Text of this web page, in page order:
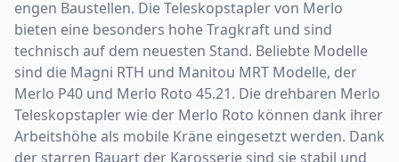
engen Baustellen. Die Teleskopstapler von Merlo
bieten eine besonders hohe Tragkraft und sind
technisch auf dem neuesten Stand. Beliebte Modelle
sind die Magni RTH und Manitou MRT Modelle, der
Merlo P40 und Merlo Roto 45.21. Die drehbaren Merlo
Teleskopstapler wie der Merlo Roto können dank ihrer
Arbeitshöhe als mobile Kräne eingesetzt werden. Dank
der starren Bauart der Karosserie sind sie stabil und